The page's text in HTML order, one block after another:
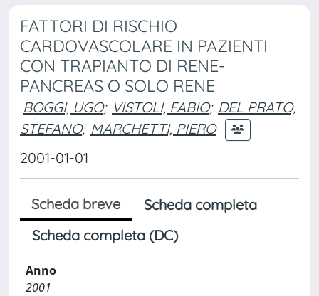
FATTORI DI RISCHIO
CARDOVASCOLARE IN PAZIENTI
CON TRAPIANTO DI RENE-
PANCREAS O SOLO RENE
BOGGI, UGO; VISTOLI, FABIO; DEL PRATO,
STEFANO; MARCHETTI, PIERO
2001-01-01
Scheda breve
Scheda completa
Scheda completa (DC)
Anno
2001